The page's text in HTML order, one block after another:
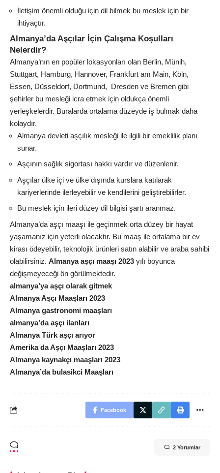
İletişim önemli olduğu için dil bilmek bu meslek için bir
ihtiyaçtır.
Almanya’da Aşçılar İçin Çalışma Koşulları
Nelerdir?
Almanya’nın en popüler lokasyonları olan Berlin, Münih,
Stuttgart, Hamburg, Hannover, Frankfurt am Main, Köln,
Essen, Düsseldorf, Dortmund, Dresden ve Bremen gibi
şehirler bu mesleği icra etmek için oldukça önemli
yerleşkelerdir. Buralarda ortalama düzeyde iş bulmak daha
kolaydır.
Almanya devleti aşçılık mesleği ile ilgili bir emeklilik planı
sunar.
Aşçının sağlık sigortası hakkı vardır ve düzenlenir.
Aşçılar ülke içi ve ülke dışında kurslara katılarak
kariyerlerinde ilerleyebilir ve kendilerini geliştirebilirler.
Bu meslek için ileri düzey dil bilgisi şartı aranmaz.
Almanya’da aşçı maaşı ile geçinmek orta düzey bir hayat
yaşamanız için yeterli olacaktır. Bu maaş ile ortalama bir ev
kirası ödeyebilir, teknolojik ürünleri satın alabilir ve araba sahibi
olabilirsiniz. Almanya aşçı maaşı 2023 yılı boyunca
değişmeyeceği ön görülmektedir.
almanya’ya aşçı olarak gitmek
Almanya Aşçı Maaşları 2023
Almanya gastronomi maaşları
almanya’da aşçı ilanları
Almanya Türk aşçı arıyor
Amerika da Aşçı Maaşları 2023
Almanya kaynakçı maaşları 2023
Almanya’da bulasikci Maaşları
Facebook
2 Yorumlar